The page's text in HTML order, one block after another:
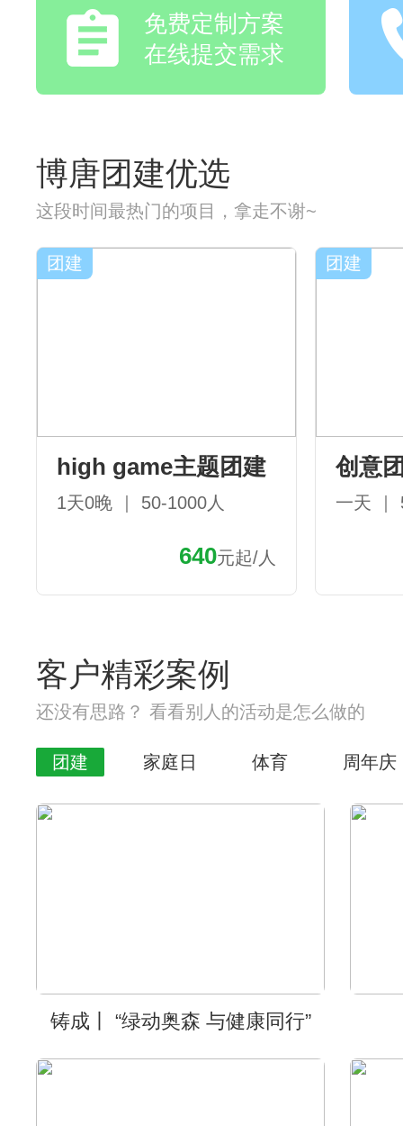
免费定制方案
在线提交需求
博唐团建优选
这段时间最热门的项目，拿走不谢~
团建
high game主题团建
1天0晚 ｜ 50-1000人
640元起/人
团建
创意
一天 ｜
客户精彩案例
还没有思路？ 看看别人的活动是怎么做的
团建 家庭日 体育 周年庆
铸成丨 “绿动奥森 与健康同行”